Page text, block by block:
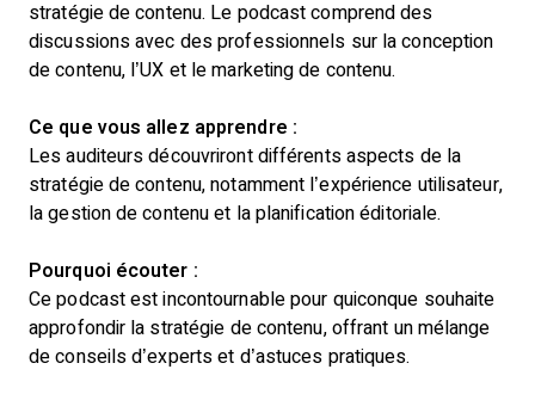
stratégie de contenu. Le podcast comprend des
discussions avec des professionnels sur la conception
de contenu, l’UX et le marketing de contenu.
Ce que vous allez apprendre :
Les auditeurs découvriront différents aspects de la
stratégie de contenu, notamment l’expérience utilisateur,
la gestion de contenu et la planification éditoriale.
Pourquoi écouter :
Ce podcast est incontournable pour quiconque souhaite
approfondir la stratégie de contenu, offrant un mélange
de conseils d’experts et d’astuces pratiques.